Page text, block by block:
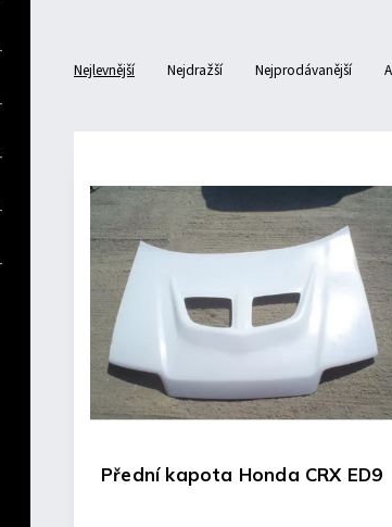
Nejlevnější Nejdražší Nejprodávanější
Přední kapota Honda CRX ED9